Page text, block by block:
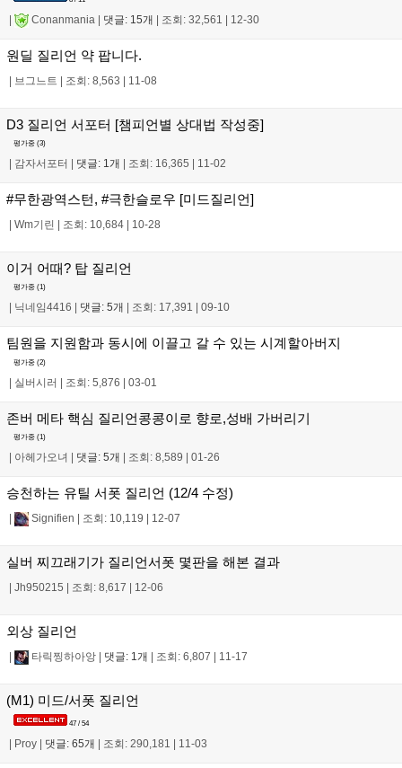
| Conanmania | 댓글: 15개 | 조회: 32,561 | 12-30
원딜 질리언 약 팝니다.
| 브그느트 | 조회: 8,563 | 11-08
D3 질리언 서포터 [챔피언별 상대법 작성중]
평가중 (3)
감자서포터 댓글: 1개 조회: 16,365 11-02
#무한광역스턴, #극한슬로우 [미드질리언]
Wm기린 조회: 10,684 10-28
이거 어때? 탑 질리언
평가중 (1)
닉네임4416 댓글: 5개 조회: 17,391 09-10
팀원을 지원함과 동시에 이끌고 갈 수 있는 시계할아버지
평가중 (2)
| 실버시러 | 조회: 5,876 | 03-01
존버 메타 핵심 질리언콩콩이로 향로,성배 가버리기
평가중 (1)
아헤가오녀 댓글: 5개 조회: 8,589 01-26
승천하는 유틸 서폿 질리언 (12/4 수정)
Signifien 조회: 10,119 12-07
실버 찌끄래기가 질리언서폿 몇판을 해본 결과
Jh950215 조회: 8,617 12-06
외상 질리언
타릭찡하아앙 댓글: 1개 조회: 6,807 11-17
(M1) 미드/서폿 질리언
47 / 54
| Proy | 댓글: 65개 | 조회: 290,181 | 11-03